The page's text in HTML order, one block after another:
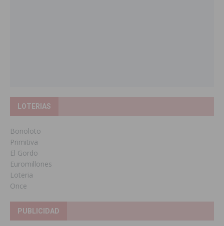
LOTERIAS
Bonoloto
Primitiva
El Gordo
Euromillones
Loteria
Once
PUBLICIDAD